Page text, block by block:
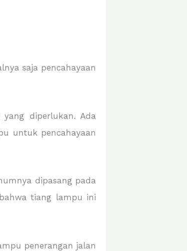
saja pencahayaan
diperlukan. Ada
untuk pencahayaan
dipasang pada
tiang lampu ini
penerangan jalan